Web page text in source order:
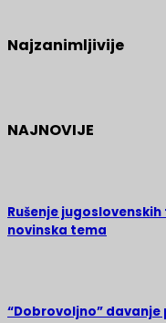
Najzanimljivije
NAJNOVIJE
Rušenje
novinska tema
“Dobrovoljno”